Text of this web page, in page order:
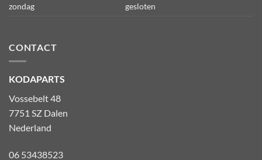
zondag
gesloten
CONTACT
KODAPARTS
Vossebelt 48
7751 SZ Dalen
Nederland
06 53438523